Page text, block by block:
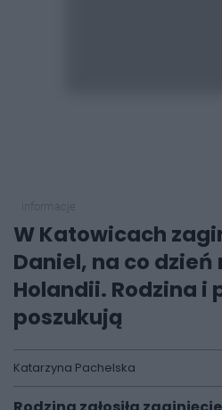
W Katowicach
Daniel, na co
Holandii. Rodzina i
poszukują
Katarzyna Pachelska